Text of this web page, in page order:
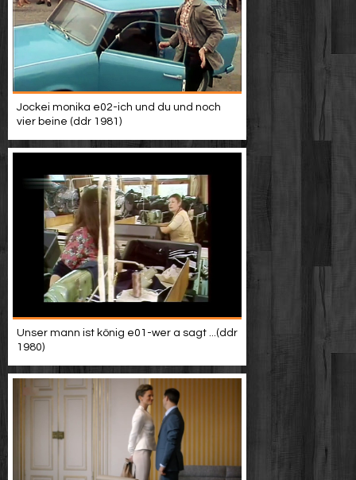
Jockei monika e02-ich und du und noch
vier beine (ddr 1981)
Unser mann ist könig e01-wer a sagt ...(ddr
1980)